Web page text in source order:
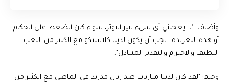
وأضاف: "لا يعجبني أي شيء يثير التوتر، سواء كان الضغط على الحكام
أو هذه التغريدة.. يجب أن يكون لدينا كلاسيكو مع الكثير من اللعب
النظيف والاحترام والتقدير المتبادل".
وختم: "لقد كان لدينا مباريات ضد ريال مدريد في الماضي مع الكثير من